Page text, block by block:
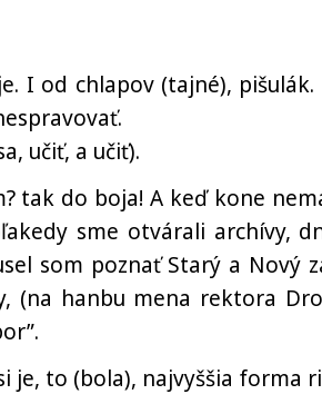
I od chlapov (tajné), pišulák.
učiť, a učiť).
tak do boja! A keď kone
sme otvárali archívy,
som poznať Starý a Nový
(na hanbu mena rektora
je, to (bola), najvyššia forma